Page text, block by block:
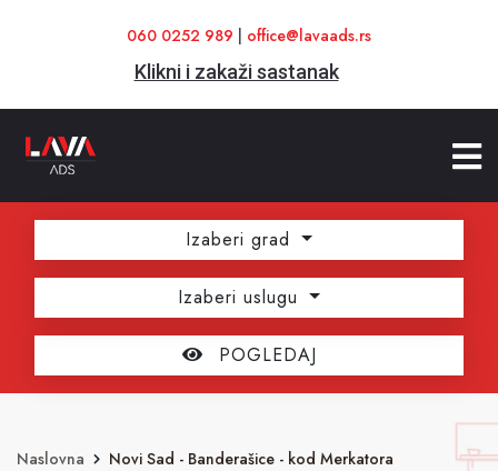
060 0252 989 office@lavaads.rs
Klikni i zakaži sastanak
Izaberi grad
Izaberi uslugu
POGLEDAJ
Naslovna Novi Sad - Banderašice - kod Merkatora